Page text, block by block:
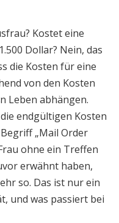
Kostet eine
Dollar? Nein, das
die Kosten für eine
von den Kosten
Leben abhängen.
endgültigen Kosten
„Mail Order
ohne ein Treffen
erwähnt haben,
so. Das ist nur ein
und was passiert bei